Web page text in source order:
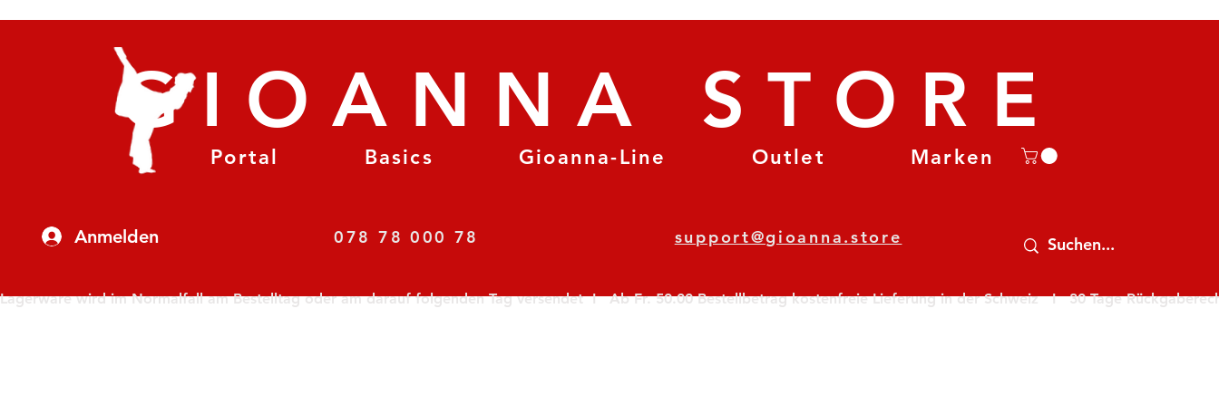
Anmelden
Portal Basics Gioanna-Line Outlet Marken
GIOANNA STORE
078 78 000 78 support@gioanna.store
Lagerware wird im Normalfall am Bestelltag oder am darauf folgenden Tag versendet  I   Ab Fr. 50.00 Bestellbetrag kostenfreie Lieferung in der Schweiz   I   30 Tage